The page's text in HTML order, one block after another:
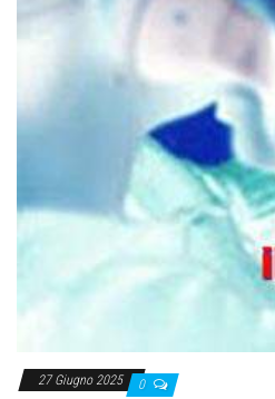
27 Giugno 2025 0